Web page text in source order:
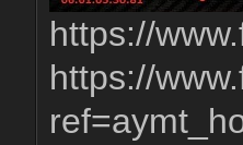
https://
https://